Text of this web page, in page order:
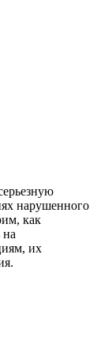
нарушенного
как
на
их